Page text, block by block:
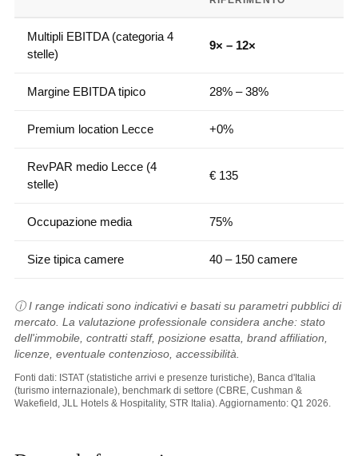
Multipli EBITDA (categoria 4
stelle)
9× – 12×
Margine EBITDA tipico 28% – 38%
Premium location Lecce +0%
RevPAR medio Lecce (4
stelle)
€ 135
Occupazione media 75%
Size tipica camere 40 – 150 camere
ⓘ I range indicati sono indicativi e basati su parametri pubblici di
mercato. La valutazione professionale considera anche: stato
dell'immobile, contratti staff, posizione esatta, brand affiliation,
licenze, eventuale contenzioso, accessibilità.
Fonti dati: ISTAT (statistiche arrivi e presenze turistiche), Banca d'Italia
(turismo internazionale), benchmark di settore (CBRE, Cushman &
Wakefield, JLL Hotels & Hospitality, STR Italia). Aggiornamento: Q1 2026.